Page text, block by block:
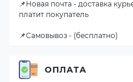
📌Новая почта - доставка
платит покупатель
📌Самовывоз - (бесплатно)
ОПЛАТА